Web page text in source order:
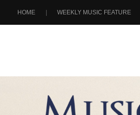
HOME WEEKLY MUSIC FEATURE